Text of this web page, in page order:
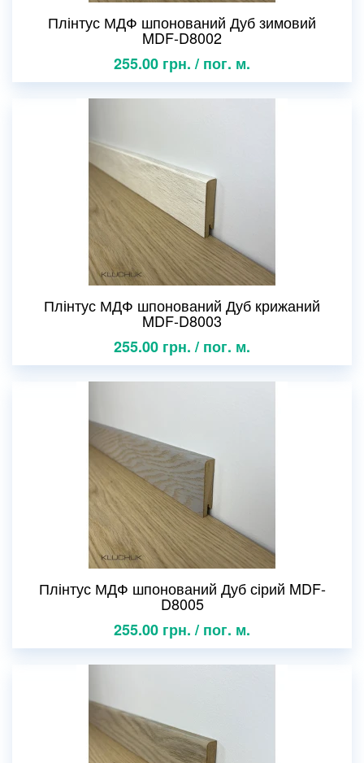
Плінтус МДФ шпонований Дуб зимовий
MDF-D8002
255.00 грн. / пог. м.
Плінтус МДФ шпонований Дуб крижаний
MDF-D8003
255.00 грн. / пог. м.
Плінтус МДФ шпонований Дуб сірий MDF-
D8005
255.00 грн. / пог. м.